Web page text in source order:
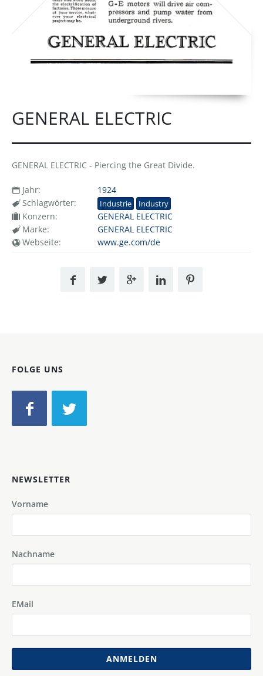
GENERAL ELECTRIC
GENERAL ELECTRIC - Piercing the Great Divide.
Jahr:
1924
Schlagwörter:
Industrie Industry
Konzern:
GENERAL ELECTRIC
Marke:
GENERAL ELECTRIC
Webseite:
www.ge.com/de
FOLGE UNS
NEWSLETTER
Vorname
Nachname
EMail
ANMELDEN